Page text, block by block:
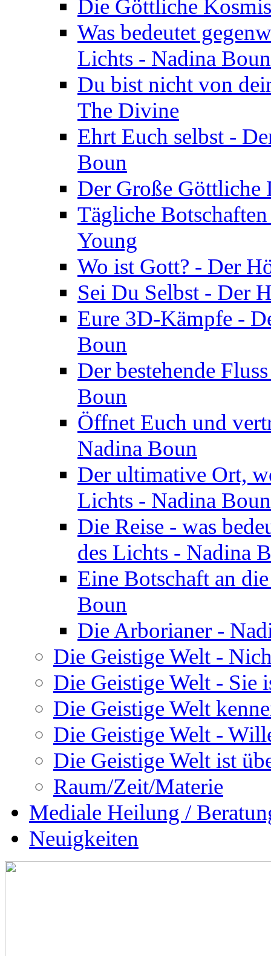
Die Göttliche
Was bedeutet
Lichts - Nadina Boun
Du bist nicht von
The Divine
Ehrt Euch selbst -
Boun
Der Große
Tägliche
Young
Wo ist Gott? - Der
Sei Du Selbst - Der
Eure 3D-Kämpfe -
Boun
Der bestehende
Boun
Öffnet Euch und
Nadina Boun
Der ultimative Ort,
Lichts - Nadina Boun
Die Reise - was
des Lichts - Nadina
Eine Botschaft an
Boun
Die Arborianer -
Die Geistige Welt -
Die Geistige Welt - Sie
Die Geistige Welt
Die Geistige Welt -
Die Geistige Welt ist
Raum/Zeit/Materie
Mediale Heilung /
Neuigkeiten